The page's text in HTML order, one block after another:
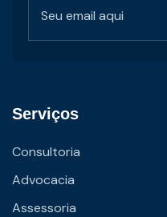
Serviços
Consultoria
Advocacia
Assessoria